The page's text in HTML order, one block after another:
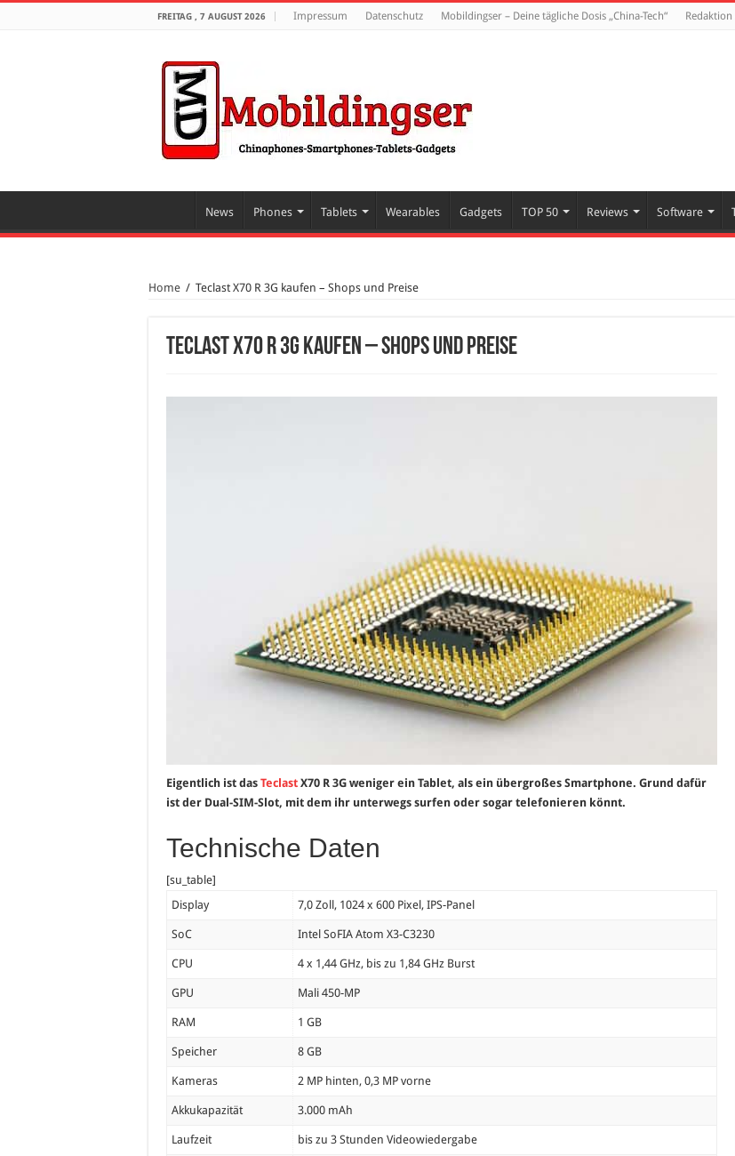
FREITAG , 7 AUGUST 2026 Impressum Datenschutz Mobildingser – Deine tägliche Dosis „China-Tech“
News Phones Tablets Wearables Gadgets TOP 50 Reviews Software
Home / Teclast X70 R 3G kaufen – Shops und Preise
Teclast X70 R 3G kaufen – Shops und Preise
Eigentlich ist das Teclast X70 R 3G weniger ein Tablet, als ein übergroßes Smartphone. Grund dafür
ist der Dual-SIM-Slot, mit dem ihr unterwegs surfen oder sogar telefonieren könnt.
Technische Daten
[su_table]
Display
7,0 Zoll, 1024 x 600 Pixel, IPS-Panel
SoC Intel SoFIA Atom X3-C3230
CPU 4 x 1,44 GHz, bis zu 1,84 GHz Burst
GPU Mali 450-MP
RAM 1 GB
Speicher 8 GB
Kameras 2 MP hinten, 0,3 MP vorne
Akkukapazität 3.000 mAh
Laufzeit bis zu 3 Stunden Videowiedergabe